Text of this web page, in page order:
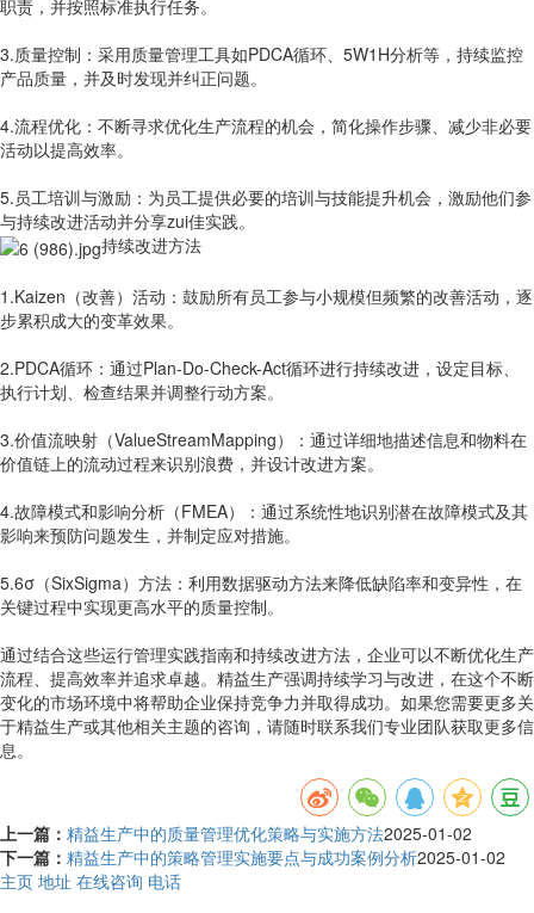
职责，并按照标准执行任务。
3.质量控制：采用质量管理工具如PDCA循环、5W1H分析等，持续监控
产品质量，并及时发现并纠正问题。
4.流程优化：不断寻求优化生产流程的机会，简化操作步骤、减少非必要
活动以提高效率。
5.员工培训与激励：为员工提供必要的培训与技能提升机会，激励他们参
与持续改进活动并分享zui佳实践。
持续改进方法
1.Kaizen（改善）活动：鼓励所有员工参与小规模但频繁的改善活动，逐
步累积成大的变革效果。
2.PDCA循环：通过Plan-Do-Check-Act循环进行持续改进，设定目标、
执行计划、检查结果并调整行动方案。
3.价值流映射（ValueStreamMapping）：通过详细地描述信息和物料在
价值链上的流动过程来识别浪费，并设计改进方案。
4.故障模式和影响分析（FMEA）：通过系统性地识别潜在故障模式及其
影响来预防问题发生，并制定应对措施。
5.6σ（SixSigma）方法：利用数据驱动方法来降低缺陷率和变异性，在
关键过程中实现更高水平的质量控制。
通过结合这些运行管理实践指南和持续改进方法，企业可以不断优化生产
流程、提高效率并追求卓越。精益生产强调持续学习与改进，在这个不断
变化的市场环境中将帮助企业保持竞争力并取得成功。如果您需要更多关
于精益生产或其他相关主题的咨询，请随时联系我们专业团队获取更多信
息。
上一篇： 精益生产中的质量管理优化策略与实施方法2025-01-02
下一篇： 精益生产中的策略管理实施要点与成功案例分析2025-01-02
主页 地址 在线咨询 电话